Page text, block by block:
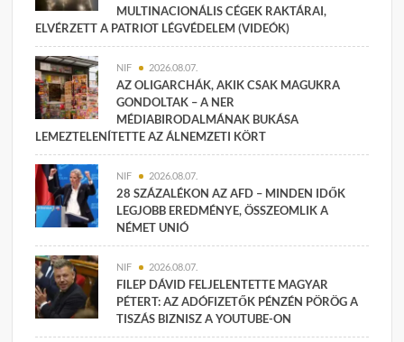
MULTINACIONÁLIS CÉGEK RAKTÁRAI,
ELVÉRZETT A PATRIOT LÉGVÉDELEM (VIDEÓK)
NIF 2026.08.07.
AZ OLIGARCHÁK, AKIK CSAK MAGUKRA
GONDOLTAK – A NER
MÉDIABIRODALMÁNAK BUKÁSA
LEMEZTELENÍTETTE AZ ÁLNEMZETI KÖRT
NIF 2026.08.07.
28 SZÁZALÉKON AZ AFD – MINDEN IDŐK
LEGJOBB EREDMÉNYE, ÖSSZEOMLIK A
NÉMET UNIÓ
NIF 2026.08.07.
FILEP DÁVID FELJELENTETTE MAGYAR
PÉTERT: AZ ADÓFIZETŐK PÉNZÉN PÖRÖG A
TISZÁS BIZNISZ A YOUTUBE-ON